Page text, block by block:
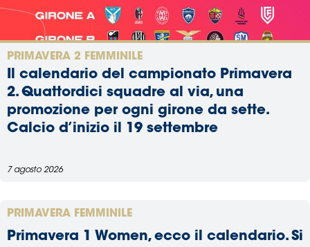
PRIMAVERA 2 FEMMINILE
Il calendario del campionato Primavera
2. Quattordici squadre al via, una
promozione per ogni girone da sette.
Calcio d’inizio il 19 settembre
7 agosto 2026
PRIMAVERA FEMMINILE
Primavera 1 Women, ecco il calendario. Si